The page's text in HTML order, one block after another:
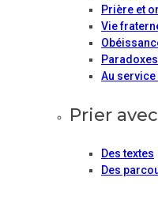
Prière et
Vie
Au
Prier
Des textes
Des